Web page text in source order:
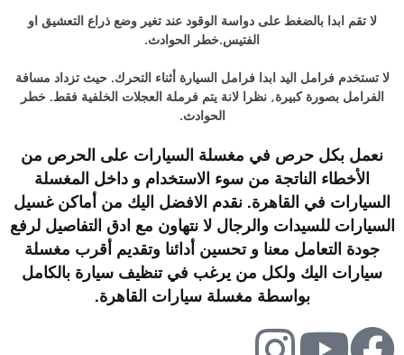
لا تقم ابدا بالضغط على دواسة الوقود عند تغير وضع ذراع التعشيق او
الفتيس.خطر الحوادث.
لا تستخدم فرامل اليد ابدا فرامل السيارة أثناء التحرك. حيث تزداد مسافة
الفرامل بصورة كبيرة, نظرا لانة يتم فرملة العجلات الخلفية فقط. خطر
الحوادث.
نعمل بكل حرص في مغسلة السيارات على الحرص من
الأخطاء الناتجة من سوء الاستخدام و داخل المغسلة
السيارات في القاهرة. نقدم الافضل اليك من أماكن غسيل
السيارات للسيدات والرجال لا نتهاون مع ادق التفاصيل لرفع
جودة التعامل معنا و تحسين أدائنا وتقديم أقرب مغسلة
سيارات اليك ولكل من يرغب في تنظيف سيارة بالكامل
بواسطة مغسلة سيارات القاهرة.